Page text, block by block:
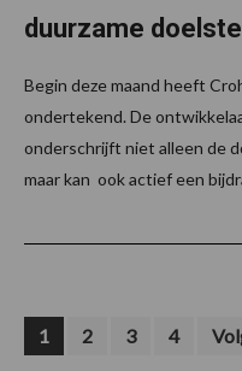
duurzame
Begin deze maand heeft
ondertekend. De
onderschrijft niet alleen de
maar kan ook actief een
Pagina
1 Pagina
2 Pagina
3 Pagina
4
Ga